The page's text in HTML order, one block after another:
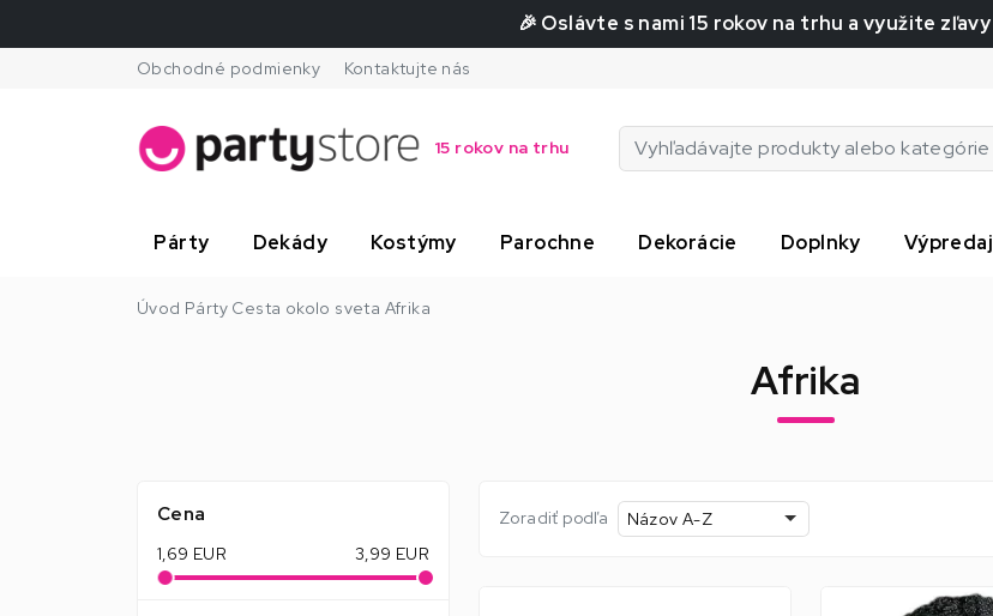
🎉 Oslávte s nami 15 rokov na trhu a využite zľavy
Obchodné podmienky Kontaktujte nás
15 rokov na trhu
Párty Dekády Kostýmy Parochne Dekorácie Doplnky Výpredaj
Úvod Párty Cesta okolo sveta Afrika
Afrika
Cena
1,69 EUR 3,99 EUR
Zoradiť podľa Názov A-Z